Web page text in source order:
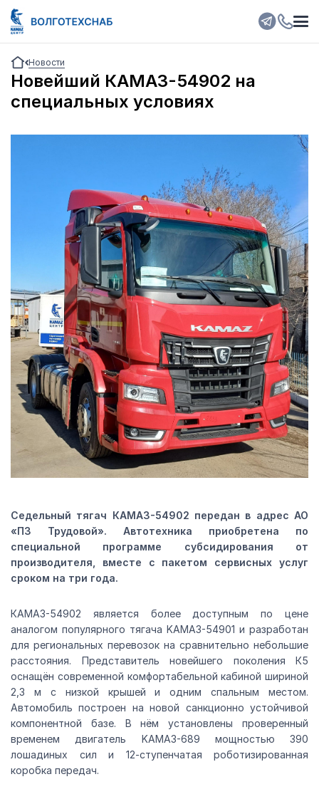
Новости
Новейший КАМАЗ-54902 на
специальных условиях
Седельный тягач КАМАЗ-54902 передан в адрес АО
«ПЗ Трудовой». Автотехника приобретена по
специальной программе субсидирования от
производителя, вместе с пакетом сервисных услуг
сроком на три года.
КАМАЗ-54902 является более доступным по цене
аналогом популярного тягача KAMAЗ-54901 и разработан
для региональных перевозок на сравнительно небольшие
расстояния. Представитель новейшего поколения К5
оснащён современной комфортабельной кабиной шириной
2,3 м с низкой крышей и одним спальным местом.
Автомобиль построен на новой санкционно устойчивой
компонентной базе. В нём установлены проверенный
временем двигатель KAMAЗ-689 мощностью 390
лошадиных сил и 12-ступенчатая роботизированная
коробка передач.